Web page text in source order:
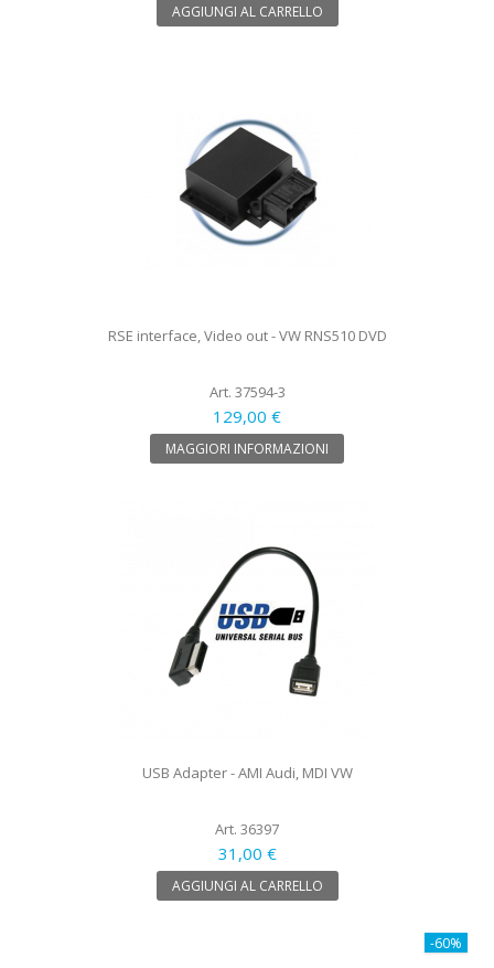
AGGIUNGI AL CARRELLO
RSE interface, Video out - VW RNS510 DVD
Art. 37594-3
129,00 €
MAGGIORI INFORMAZIONI
USB Adapter - AMI Audi, MDI VW
Art. 36397
31,00 €
AGGIUNGI AL CARRELLO
-60%